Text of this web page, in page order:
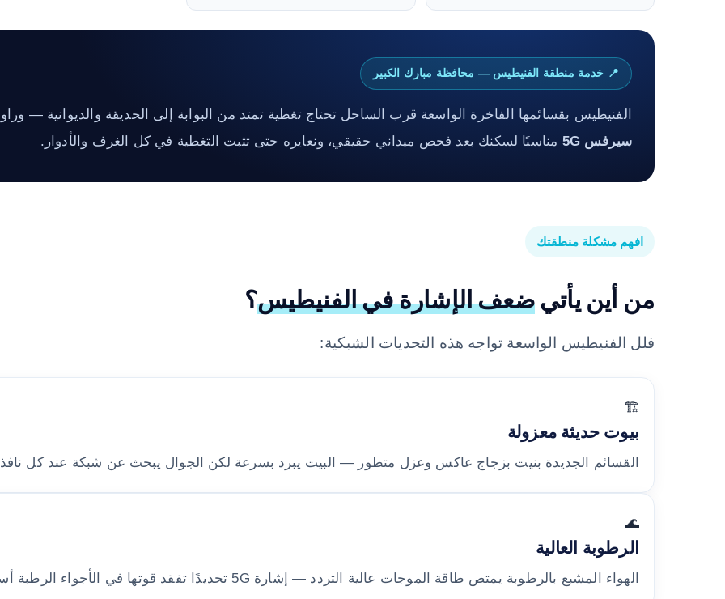
📍 خدمة منطقة الفنيطيس — محافظة مبارك الكبير
الفنيطيس بقسائمها الفاخرة الواسعة قرب الساحل تحتاج تغطية تمتد من البوابة إلى الحديقة والديوانية —
سيرفس 5G
مناسبًا لسكنك بعد فحص ميداني حقيقي، ونعايره حتى تثبت التغطية في كل الغرف والأدوار.
افهم مشكلة منطقتك
من أين يأتيضعف الإشارة في الفنيطيس؟
فلل الفنيطيس الواسعة تواجه هذه التحديات الشبكية:
🏗️
بيوت حديثة معزولة
القسائم الجديدة بنيت بزجاج عاكس وعزل متطور — البيت يبرد بسرعة لكن الجوال يبحث عن شبكة عند كل
🌊
الرطوبة العالية
الهواء المشبع بالرطوبة يمتص طاقة الموجات عالية التردد — إشارة 5G تحديدًا تفقد قوتها في الأجواء الرطبة أسرع من المناطق الجافة.